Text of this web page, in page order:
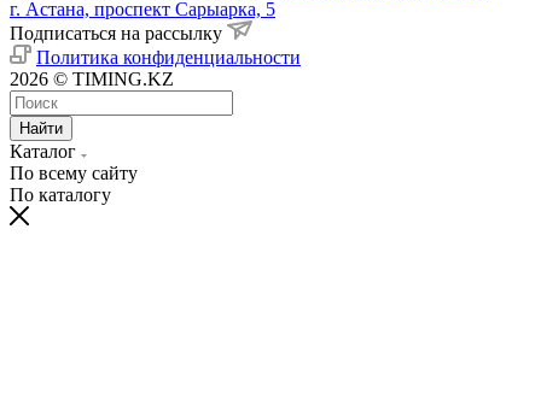
г. Астана, проспект Сарыарка, 5
Подписаться на рассылку
Политика конфиденциальности
2026 © TIMING.KZ
Найти
Каталог
По всему сайту
По каталогу